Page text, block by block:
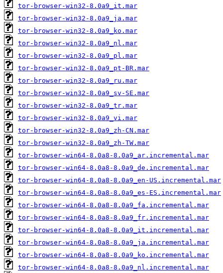
tor-browser-win32-8.0a9_it.mar
tor-browser-win32-8.0a9_ja.mar
tor-browser-win32-8.0a9_ko.mar
tor-browser-win32-8.0a9_nl.mar
tor-browser-win32-8.0a9_pl.mar
tor-browser-win32-8.0a9_pt-BR.mar
tor-browser-win32-8.0a9_ru.mar
tor-browser-win32-8.0a9_sv-SE.mar
tor-browser-win32-8.0a9_tr.mar
tor-browser-win32-8.0a9_vi.mar
tor-browser-win32-8.0a9_zh-CN.mar
tor-browser-win32-8.0a9_zh-TW.mar
tor-browser-win64-8.0a8-8.0a9_ar.incremental.mar
tor-browser-win64-8.0a8-8.0a9_de.incremental.mar
tor-browser-win64-8.0a8-8.0a9_en-US.incremental.mar
tor-browser-win64-8.0a8-8.0a9_es-ES.incremental.mar
tor-browser-win64-8.0a8-8.0a9_fa.incremental.mar
tor-browser-win64-8.0a8-8.0a9_fr.incremental.mar
tor-browser-win64-8.0a8-8.0a9_it.incremental.mar
tor-browser-win64-8.0a8-8.0a9_ja.incremental.mar
tor-browser-win64-8.0a8-8.0a9_ko.incremental.mar
tor-browser-win64-8.0a8-8.0a9_nl.incremental.mar